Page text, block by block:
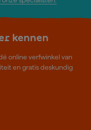
kennen
online verfwinkel van
en gratis deskundig